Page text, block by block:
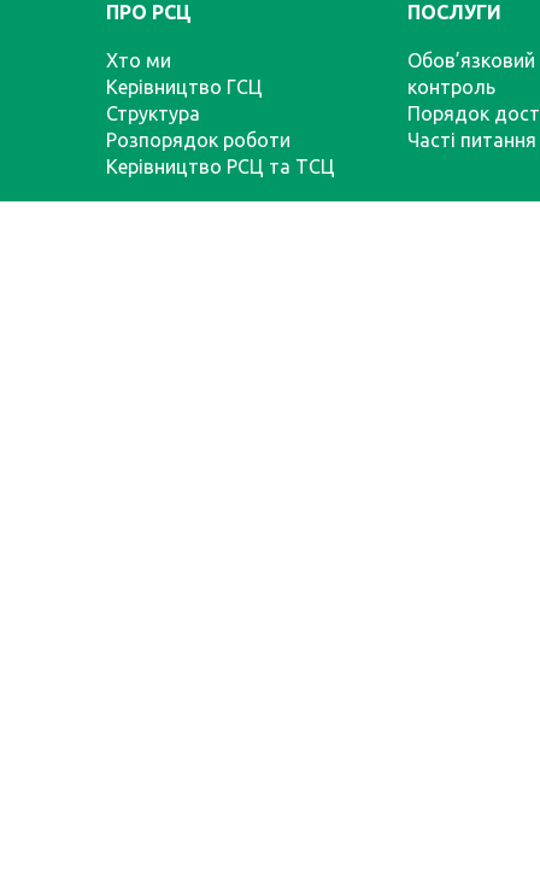
ПРО РСЦ
Хто ми
Керівництво ГСЦ
Структура
Розпорядок роботи
Керівництво РСЦ та ТСЦ
ПОСЛУГИ
Обов’язковий
контроль
Порядок
Часті питання